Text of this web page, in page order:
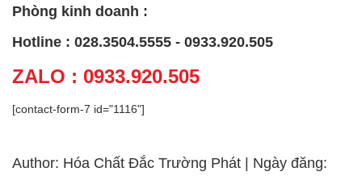
Phòng kinh doanh :
Hotline : 028.3504.5555 - 0933.920.505
ZALO : 0933.920.505
[contact-form-7 id="1116"]
Author: Hóa Chất Đắc Trường Phát | Ngày đăng: